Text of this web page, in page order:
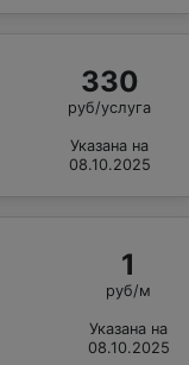
330
руб/услуга
Указана на
08.10.2025
1
руб/м
Указана на
08.10.2025